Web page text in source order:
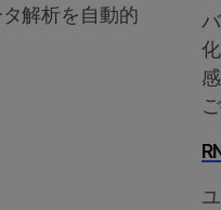
解析を自動的